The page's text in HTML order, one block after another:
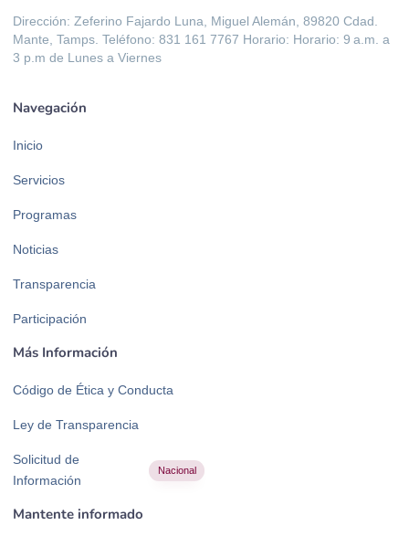
Dirección: Zeferino Fajardo Luna, Miguel Alemán, 89820 Cdad.
Mante, Tamps. Teléfono: 831 161 7767 Horario: Horario: 9 a.m. a
3 p.m de Lunes a Viernes
Navegación
Inicio
Servicios
Programas
Noticias
Transparencia
Participación
Más Información
Código de Ética y Conducta
Ley de Transparencia
Solicitud de
Información
Nacional
Mantente informado